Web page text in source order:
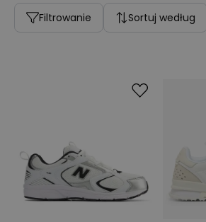
Filtrowanie Sortuj według